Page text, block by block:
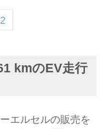
2
kmのEV走行
エルセルの販売を